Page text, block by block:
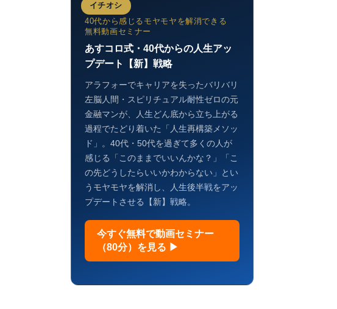
イチオシ
40代から感じるモヤモヤを解消できる
無料動画セミナー
あすコロ式・40代からの人生アッ
プデート【新】戦略
アラフォーでキャリアを失ったバリバリ
左脳人間・スピリチュアル耐性ゼロの元
金融マンが、人生どん底から立ち上がる
過程でたどり着いた「人生再構築メソッ
ド」。40代・50代を過ぎて多くの人が
感じる「このままでいいんかな？」「こ
の先どうしたらいいかわからない」とい
うモヤモヤを解消し、人生後半戦をアッ
プデートさせる【新】戦略。
今すぐ無料で動画セミナー
（80分）を見る ▶